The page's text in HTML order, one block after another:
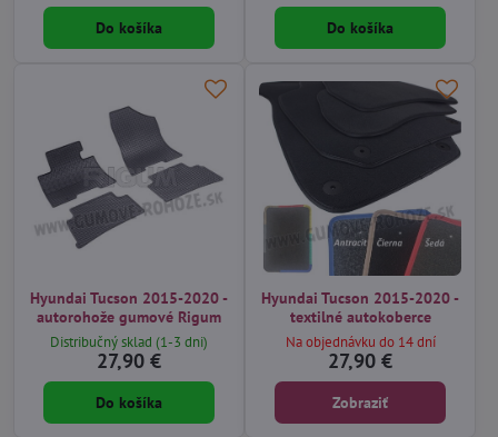
Do košíka Do košíka
Hyundai Tucson 2015-2020 -
autorohože gumové Rigum
Distribučný sklad (1-3 dni)
27,90 €
Do košíka
Hyundai Tucson 2015-2020 -
textilné autokoberce
Na objednávku do 14 dní
27,90 €
Zobraziť